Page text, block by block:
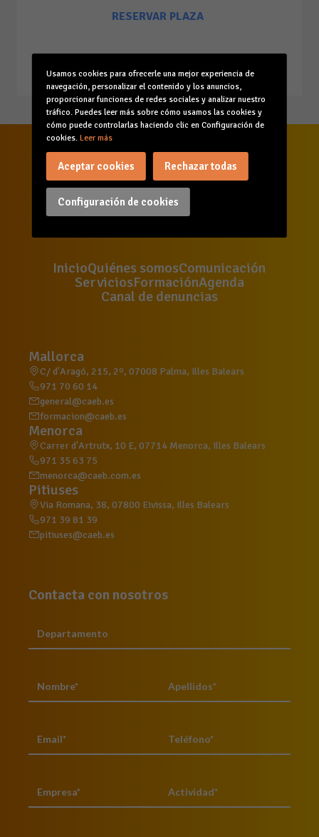
RESERVAR PLAZA
InicioQuiénes somosComunicación
ServiciosFormaciónAgenda
Canal de denuncias
Mallorca
C/ d'Aragó, 215, 2º, 07008 Palma, Illes Balears
971 70 60 14
general@caeb.es
formacion@caeb.es
Menorca
Carrer d'Artrutx, 10 E, 07714 Menorca, Illes Balears
971 35 63 75
menorca@caeb.com.es
Pitiuses
Via Romana, 38, 07800 Eivissa, Illes Balears
971 39 81 39
pitiuses@caeb.es
Contacta con nosotros
Usamos cookies para ofrecerle una mejor experiencia de
navegación, personalizar el contenido y los anuncios,
proporcionar funciones de redes sociales y analizar nuestro
tráfico. Puedes leer más sobre cómo usamos las cookies y
cómo puede controlarlas haciendo clic en Configuración de
cookies. Leer más
Configuración de cookies
Aceptar cookies Rechazar todas